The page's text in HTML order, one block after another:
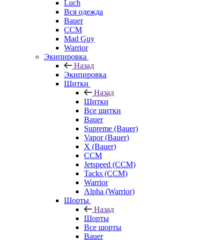
Luch
Вся одежда
Bauer
CCM
Mad Guy
Warrior
Экипировка
Назад
Экипировка
Щитки
Назад
Щитки
Все щитки
Bauer
Supreme (Bauer)
Vapor (Bauer)
X (Bauer)
CCM
Jetspeed (CCM)
Tacks (CCM)
Warrior
Alpha (Warrior)
Шорты
Назад
Шорты
Все шорты
Bauer